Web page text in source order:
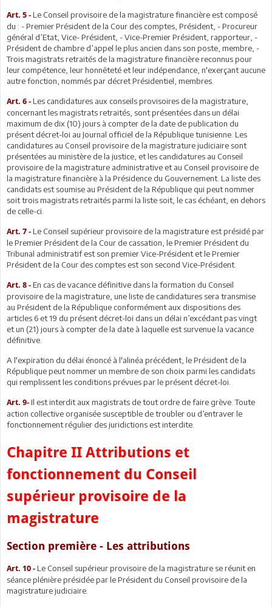
Art. 5 - Le Conseil provisoire de la magistrature financière est composé
du : - Premier Président de la Cour des comptes, Président, - Procureur
général d’Etat, Vice- Président, - Vice-Premier Président, rapporteur, -
Président de chambre d’appel le plus ancien dans son poste, membre, -
Trois magistrats retraités de la magistrature financière reconnus pour
leur compétence, leur honnêteté et leur indépendance, n'exerçant aucune
autre fonction, nommés par décret Présidentiel, membres.
Art. 6 - Les candidatures aux conseils provisoires de la magistrature,
concernant les magistrats retraités, sont présentées dans un délai
maximum de dix (10) jours à compter de la date de publication du
présent décret-loi au Journal officiel de la République tunisienne. Les
candidatures au Conseil provisoire de la magistrature judiciaire sont
présentées au ministère de la justice, et les candidatures au Conseil
provisoire de la magistrature administrative et au Conseil provisoire de
la magistrature financière à la Présidence du Gouvernement. La liste des
candidats est soumise au Président de la République qui peut nommer
soit trois magistrats retraités parmi la liste soit, le cas échéant, en dehors
de celle-ci.
Art. 7 - Le Conseil supérieur provisoire de la magistrature est présidé par
le Premier Président de la Cour de cassation, le Premier Président du
Tribunal administratif est son premier Vice-Président et le Premier
Président de la Cour des comptes est son second Vice-Président.
Art. 8 - En cas de vacance définitive dans la formation du Conseil
provisoire de la magistrature, une liste de candidatures sera transmise
au Président de la République conformément aux dispositions des
articles 6 et 19 du présent décret-loi dans un délai n’excédant pas vingt
et un (21) jours à compter de la date à laquelle est survenue la vacance
définitive.
A l'expiration du délai énoncé à l'alinéa précédent, le Président de la
République peut nommer un membre de son choix parmi les candidats
qui remplissent les conditions prévues par le présent décret-loi.
Art. 9- Il est interdit aux magistrats de tout ordre de faire grève. Toute
action collective organisée susceptible de troubler ou d’entraver le
fonctionnement régulier des juridictions est interdite.
Chapitre II Attributions et
fonctionnement du Conseil
supérieur provisoire de la
magistrature
Section première - Les attributions
Art. 10 - Le Conseil supérieur provisoire de la magistrature se réunit en
séance plénière présidée par le Président du Conseil provisoire de la
magistrature judiciaire.